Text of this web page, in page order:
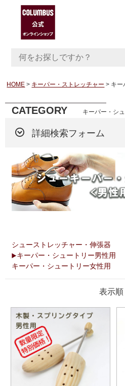
HOME キーパー・ストレッチャー キー
CATEGORY キーパー・シ
詳細検索フォーム
シューストレッチャー・伸張器
キーパー・シュートリー男性用
キーパー・シュートリー女性用
表示